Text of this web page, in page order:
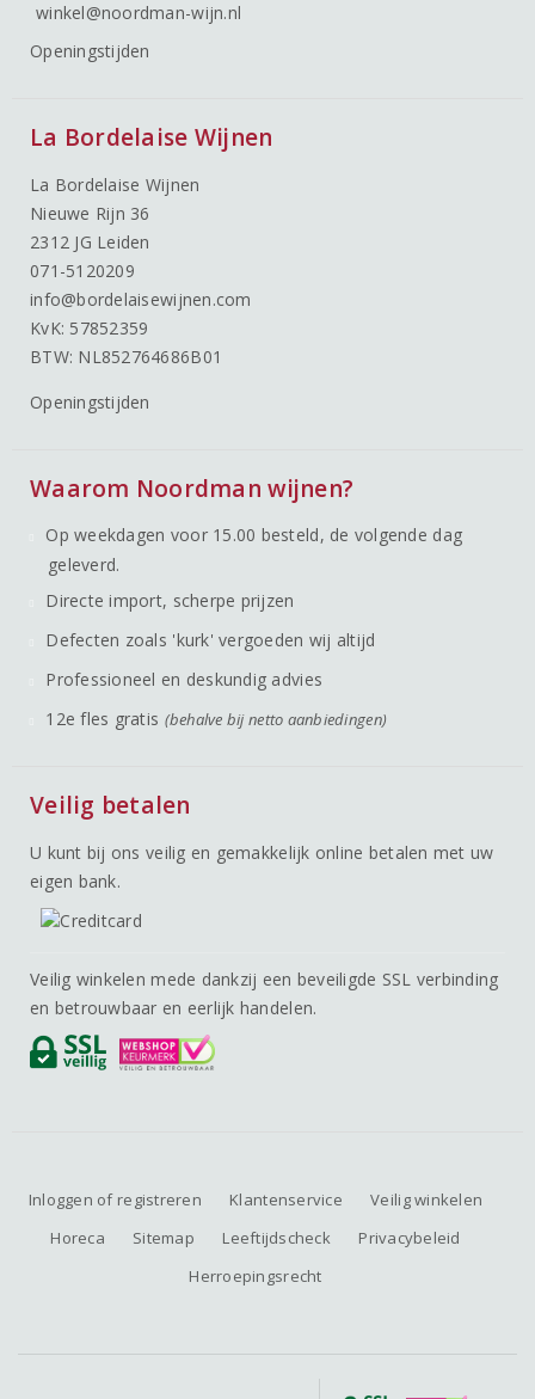
winkel@noordman-wijn.nl
Openingstijden
La Bordelaise Wijnen
La Bordelaise Wijnen
Nieuwe Rijn 36
2312 JG Leiden
071-5120209
info@bordelaisewijnen.com
KvK: 57852359
BTW: NL852764686B01
Openingstijden
Waarom Noordman wijnen?
Op weekdagen voor 15.00 besteld, de volgende dag
geleverd.
Directe import, scherpe prijzen
Defecten zoals 'kurk' vergoeden wij altijd
Professioneel en deskundig advies
12e fles gratis (behalve bij netto aanbiedingen)
Veilig betalen
U kunt bij ons veilig en gemakkelijk online betalen met uw
eigen bank.
Veilig winkelen mede dankzij een beveiligde SSL verbinding
en betrouwbaar en eerlijk handelen.
Inloggen of registreren Klantenservice
Veilig winkelen
Horeca
Sitemap Leeftijdscheck
Privacybeleid
Herroepingsrecht